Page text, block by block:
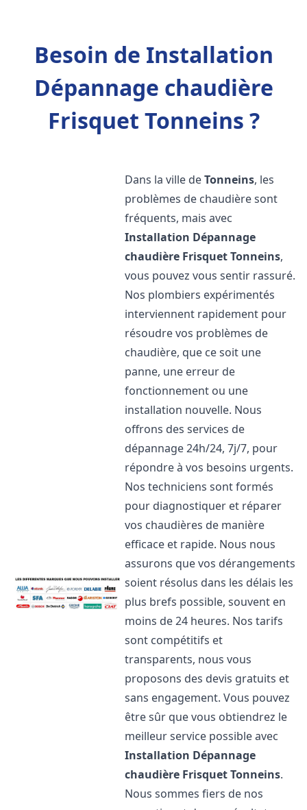
Besoin de Installation
Dépannage chaudière
Frisquet Tonneins ?
Dans la ville deTonneins, les
problèmes de chaudière sont
fréquents, mais avec
Installation Dépannage
chaudière FrisquetTonneins,
vous pouvez vous sentir rassuré.
Nos plombiers expérimentés
interviennent rapidement pour
résoudre vos problèmes de
chaudière, que ce soit une
panne, une erreur de
fonctionnement ou une
installation nouvelle. Nous
offrons des services de
dépannage 24h/24, 7j/7, pour
répondre à vos besoins urgents.
Nos techniciens sont formés
pour diagnostiquer et réparer
vos chaudières de manière
efficace et rapide. Nous nous
assurons que vos dérangements
soient résolus dans les délais les
plus brefs possible, souvent en
moins de 24 heures. Nos tarifs
sont compétitifs et
transparents, nous vous
proposons des devis gratuits et
sans engagement. Vous pouvez
être sûr que vous obtiendrez le
meilleur service possible avec
Installation Dépannage
chaudière FrisquetTonneins.
Nous sommes fiers de nos